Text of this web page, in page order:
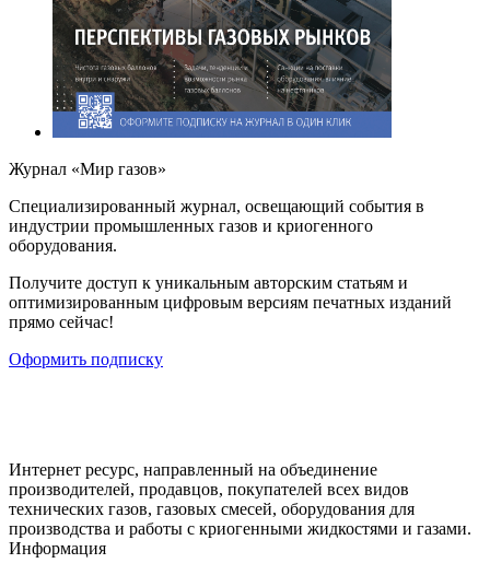
Журнал «Мир газов»
Cпециализированный журнал, освещающий события в
индустрии промышленных газов и криогенного
оборудования.
Получите доступ к уникальным авторским статьям и
оптимизированным цифровым версиям печатных изданий
прямо сейчас!
Оформить подписку
Интернет ресурс, направленный на объединение
производителей, продавцов, покупателей всех видов
технических газов, газовых смесей, оборудования для
производства и работы с криогенными жидкостями и газами.
Информация